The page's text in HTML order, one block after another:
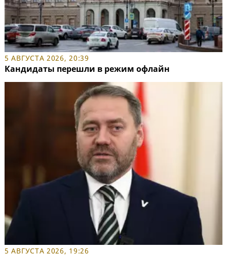
5 АВГУСТА 2026, 20:39
Кандидаты перешли в режим офлайн
5 АВГУСТА 2026, 19:26